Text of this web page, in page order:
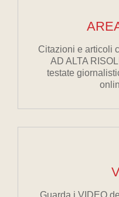
Citazioni e articoli
AD ALTA
testate